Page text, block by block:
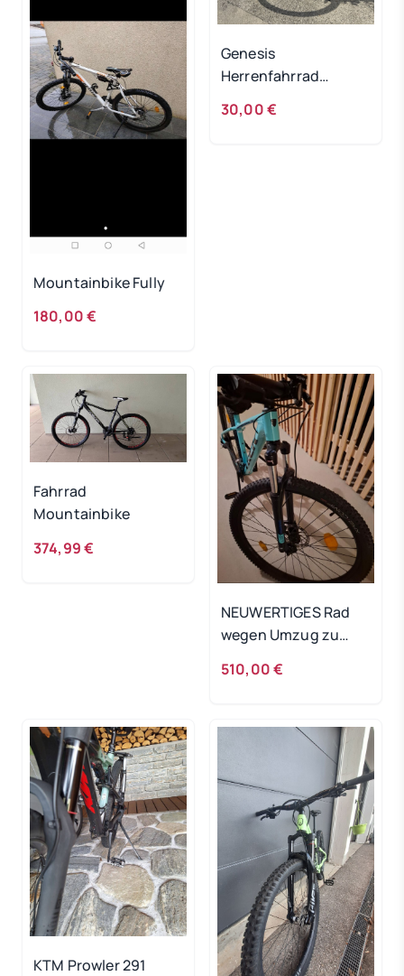
Mountainbike Fully
180,00 €
Genesis
Herrenfahrrad
30,00 €
Fahrrad
Mountainbike
374,99 €
NEUWERTIGES Rad
wegen Umzug zu
510,00 €
KTM Prowler 291